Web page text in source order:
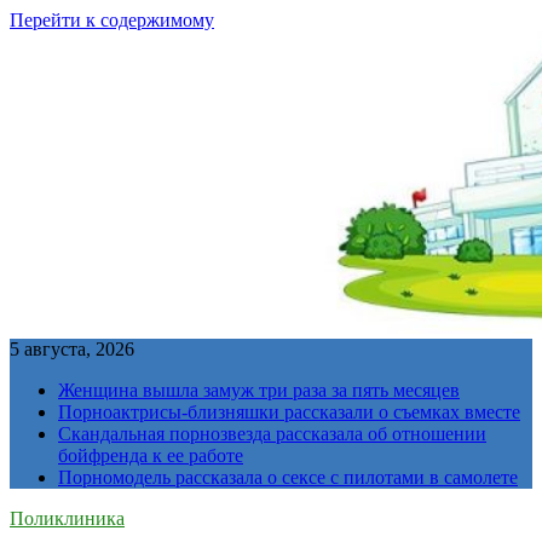
Перейти к содержимому
5 августа, 2026
Женщина вышла замуж три раза за пять месяцев
Порноактрисы-близняшки рассказали о съемках вместе
Скандальная порнозвезда рассказала об отношении
бойфренда к ее работе
Порномодель рассказала о сексе с пилотами в самолете
Поликлиника